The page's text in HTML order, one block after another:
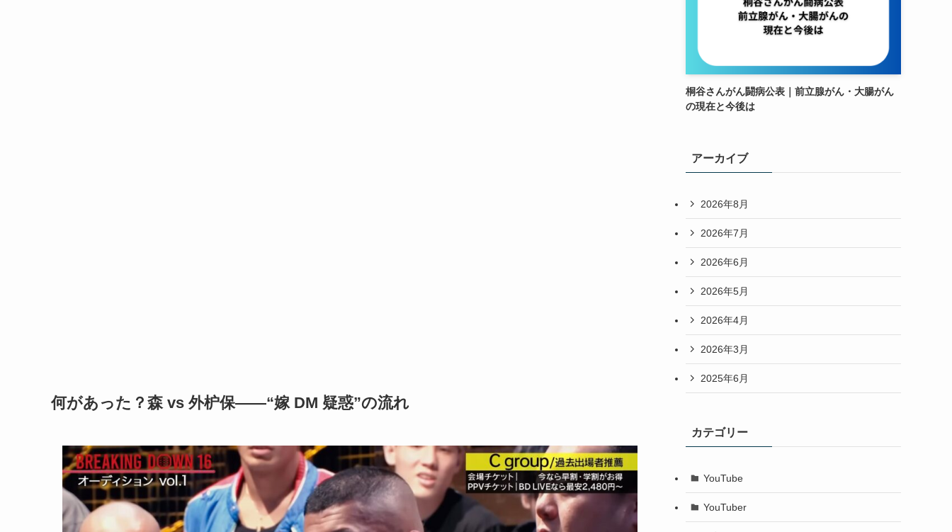
何があった？森 vs 外枦保――“嫁 DM 疑惑”の流れ
桐谷さんがん闘病公表｜前立腺がん・大腸がん
の現在と今後は
アーカイブ
2026年8月
2026年7月
2026年6月
2026年5月
2026年4月
2026年3月
2025年6月
カテゴリー
YouTube
YouTuber